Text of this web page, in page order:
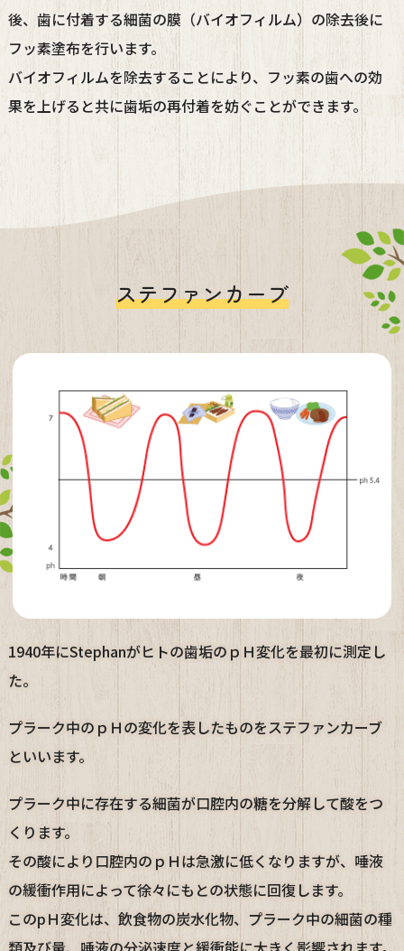
後、歯に付着する細菌の膜（バイオフィルム）の除去後に
フッ素塗布を行います。
バイオフィルムを除去することにより、フッ素の歯への効
果を上げると共に歯垢の再付着を妨ぐことができます。
ステファンカーブ
1940年にStephanがヒトの歯垢のｐＨ変化を最初に測定し
た。
プラーク中のｐＨの変化を表したものをステファンカーブ
といいます。
プラーク中に存在する細菌が口腔内の糖を分解して酸をつ
くります。
その酸により口腔内のｐＨは急激に低くなりますが、唾液
の緩衝作用によって徐々にもとの状態に回復します。
このpＨ変化は、飲食物の炭水化物、プラーク中の細菌の種